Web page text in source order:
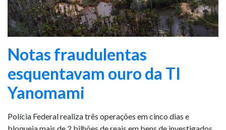
Notas fraudulentas
esquentavam ouro da TI
Yanomami
Polícia Federal realiza três operações em cinco dias e